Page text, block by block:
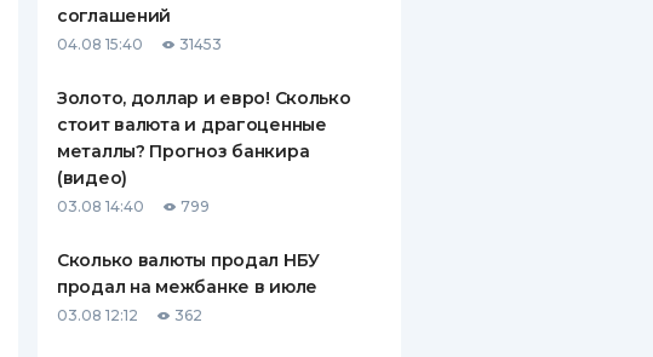
ПУТЕВОДИТЕЛИ ПО
ВСЕ СТРАХОВЫЕ ПОЛИСЫ
СТРАХОВЫЕ КОМПАНИИ
ОТЗЫВЫ О СТРАХОВЫХ
ДОСТАВКА И ОПЛАТА
соглашений
04.08 15:40 31453
Золото, доллар и евро! Сколько
стоит валюта и драгоценные
металлы? Прогноз банкира
(видео)
03.08 14:40 799
Сколько валюты продал НБУ
продал на межбанке в июле
03.08 12:12 362